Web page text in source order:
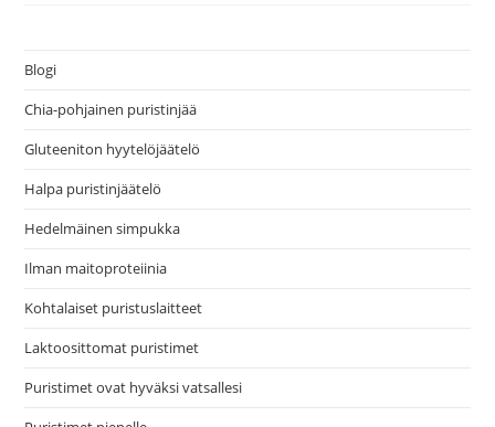
Blogi
Chia-pohjainen puristinjää
Gluteeniton hyytelöjäätelö
Halpa puristinjäätelö
Hedelmäinen simpukka
Ilman maitoproteiinia
Kohtalaiset puristuslaitteet
Laktoosittomat puristimet
Puristimet ovat hyväksi vatsallesi